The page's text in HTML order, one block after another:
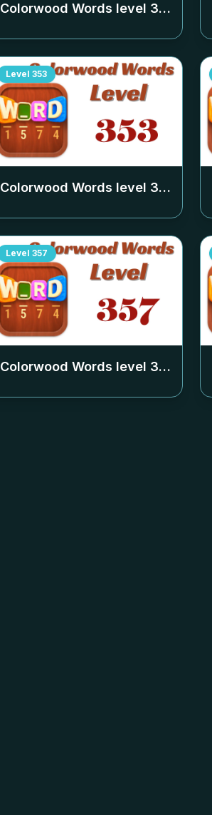
Colorwood Words level 349
Level 353
Colorwood Words level 353
Level 357
Colorwood Words level 357